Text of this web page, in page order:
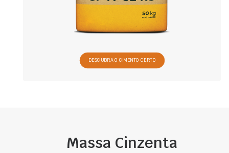
DESCUBRA O CIMENTO CERTO
Massa Cinzenta